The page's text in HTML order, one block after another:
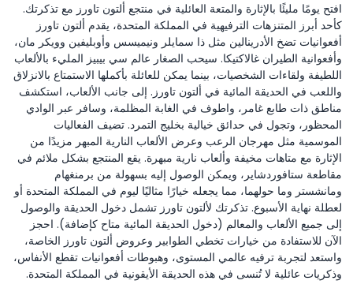
افتح يومًا مليئًا بالإثارة والمتعة العائلية في منتجع ألتون تاورز مع تذكرتك.
كأحد أبرز المتنزهات الترفيهية في المملكة المتحدة، يقدم ألتون تاورز
أفعوانيات تضخ الأدرينالين مثل ذا سمايلر ونيميسس وأوبليفين وويكر مان،
وأفعوانية الطيران غالاكتيكا. سيحب الصغار عالم سي بيبيز المليء بالألعاب
اللطيفة ولقاءات الشخصيات، بينما يمكن للعائلة بأكملها الاستمتاع بالانزلاق
واللعب في الحديقة المائية في ألتون تاورز. إلى جانب الألعاب، استكشف
مناطق ذات طابع غامر، واطوف في الغابة المظلمة، وسافر عبر الوادي
المحظور، وتجول في حدائق خيالية بخليج التمرد. تضيف الفعاليات
الموسمية مثل مهرجان الرعب وعرض الألعاب النارية المبهر مزيدًا من
الإثارة مع متاهات مخيفة وألعاب نارية مبهرة. يقع المنتجع بشكل ملائم في
مقاطعة ستافوردشاير، ويمكن الوصول إليه بسهولة من برمنغهام
ومانشستر وما حولهما، مما يجعله خيارًا مثاليًا ليوم في المملكة المتحدة أو
لعطلة نهاية الأسبوع. تذكرتك لألتون تاورز تشمل دخول الحديقة والوصول
إلى جميع الألعاب والمعالم (دخول الحديقة المائية متاح كإضافة). احجز
الآن للاستفادة من خيارات تخطي الطوابير وعروض ألتون تاورز الخاصة،
واستعد لتجربة ترفيه عالمي المستوى، وهبوطات أفعوانيات تقطع الأنفاس،
وذكريات عائلية لا تُنسى في هذه الحديقة الأيقونية في المملكة المتحدة.